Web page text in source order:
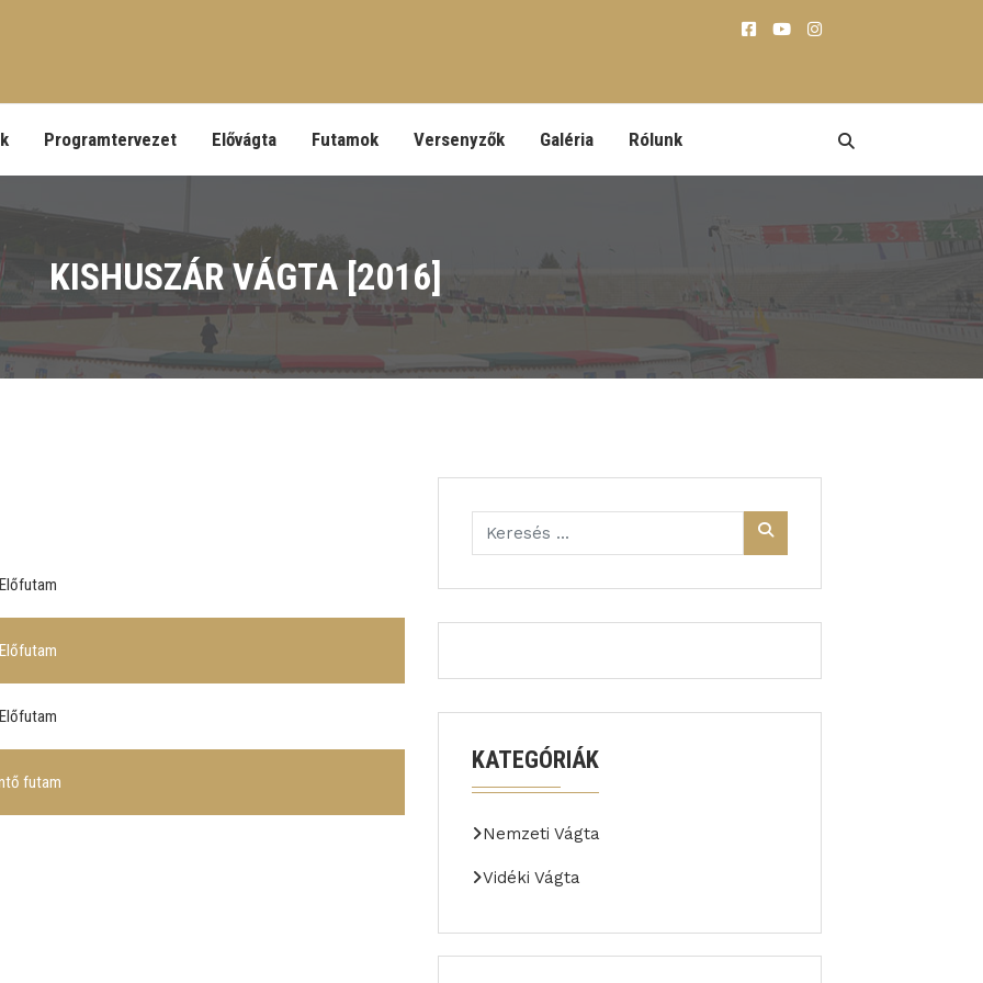
Programtervezet Elővágta Futamok Versenyzők Galéria Rólunk
KISHUSZÁR VÁGTA [2016]
futam
KATEGÓRIÁK
Nemzeti Vágta
Vidéki Vágta